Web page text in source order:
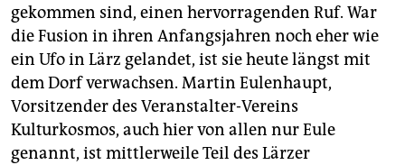
gekommen sind, einen hervorragenden Ruf. War
die Fusion in ihren Anfangsjahren noch eher wie
ein Ufo in Lärz gelandet, ist sie heute längst mit
dem Dorf verwachsen. Martin Eulenhaupt,
Vorsitzender des Veranstalter-Vereins
Kulturkosmos, auch hier von allen nur Eule
genannt, ist mittlerweile Teil des Lärzer